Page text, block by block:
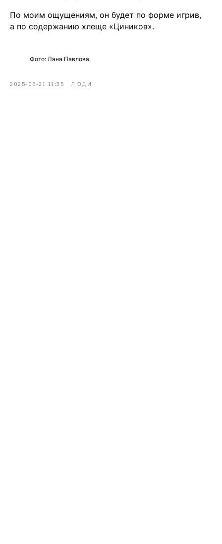
По моим ощущениям, он будет по форме игрив,
а по содержанию хлеще «Циников».
Фото: Лана Павлова
2025-05-21 11:35 ЛЮДИ